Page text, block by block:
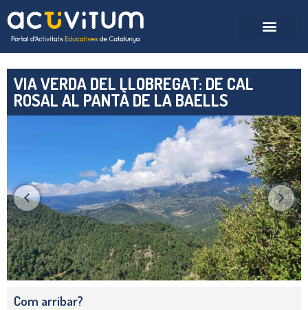
VIA VERDA DEL LLOBREGAT: DE CAL
ROSAL AL PANTÀ DE LA BAELLS
Com arribar?